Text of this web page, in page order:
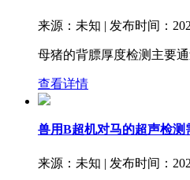
来源：未知 | 发布时间：
母猪的背膘厚度检测主要
查看详情
兽用B超机对马的超声检测
来源：未知 | 发布时间：